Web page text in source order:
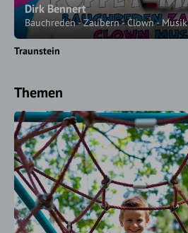
Dirk Bennert
Bauchreden - Zaubern - Clown - Musik
Traunstein
Themen